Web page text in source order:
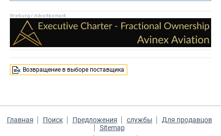
Возвращение в выборе поставщика
Главная Поиск Предложения службы
Для продавцов
Sitemap